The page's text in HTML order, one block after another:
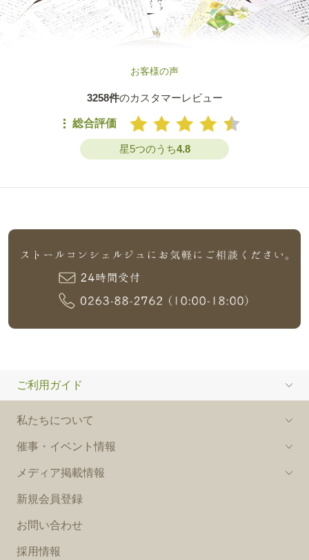
お客様の声
3258件のカスタマーレビュー
総合評価
星5つのうち4.8
ご利用ガイド
私たちについて
催事・イベント情報
メディア掲載情報
新規会員登録
お問い合わせ
採用情報